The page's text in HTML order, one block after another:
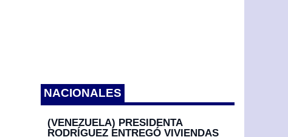
NACIONALES
(VENEZUELA) PRESIDENTA
RODRÍGUEZ ENTREGÓ VIVIENDAS